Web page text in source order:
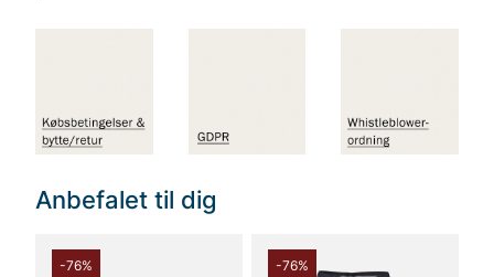
Anbefalet til dig
-76% -76%